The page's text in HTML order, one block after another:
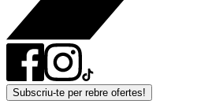
Subscriu-te per rebre ofertes!